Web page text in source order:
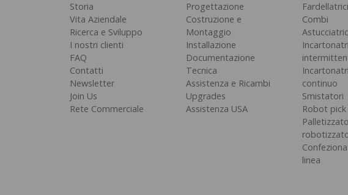
Storia
Vita Aziendale
Ricerca e Sviluppo
I nostri clienti
FAQ
Contatti
Newsletter
Join Us
Rete Commerciale
Progettazione
Costruzione e
Montaggio
Installazione
Documentazione
Tecnica
Assistenza e Ricambi
Upgrades
Assistenza USA
Fardellatrici
Combi
continuo
Smistatori
Robot
linea